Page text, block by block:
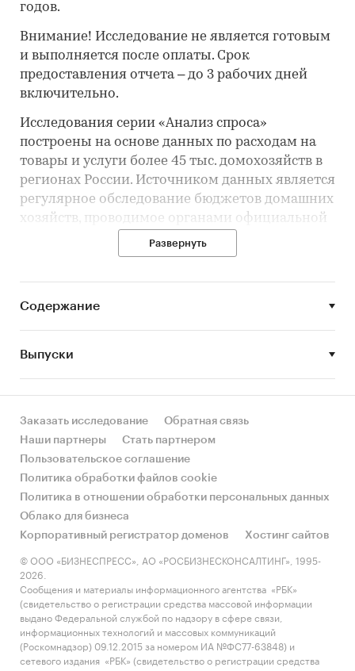
годов.
Внимание! Исследование не является готовым
и выполняется после оплаты. Срок
предоставления отчета – до 3 рабочих дней
включительно.
Исследования серии «Анализ спроса»
построены на основе данных по расходам на
товары и услуги более 45 тыс. домохозяйств в
регионах России. Источником данных является
регулярное обследование бюджетов домашних
хозяйств, проводимое органами официальной
средневзвешенные показатели спроса на
или услугипо федеральным округам и
субъектам РФ (приведены данные только по
2023 и 2024 гг.), а также общий показатель
спроса в России за 2024 и 2023. Значение спроса
- среднедушевые потребительские расходы на
приобретениетовара или услуг
- объем розничного рынка
регионе в рублях, рассчитанный на основе
численности населения и среднедушевых
расходов.
Приобретая каждый отчет, вы получаете
ответы на следующие вопросы:
Развернуть
Содержание
Выпуски
Заказать исследование
Обратная связь
Наши партнеры
Стать партнером
Пользовательское соглашение
Политика обработки файлов cookie
Политика в отношении обработки персональных данных
Облако для бизнеса
Корпоративный регистратор доменов
Хостинг сайтов
© ООО «БИЗНЕСПРЕСС», АО «РОСБИЗНЕСКОНСАЛТИНГ», 1995-
2026.
Сообщения и материалы информационного агентства «РБК»
(свидетельство о регистрации средства массовой информации
выдано Федеральной службой по надзору в сфере связи,
информационных технологий и массовых коммуникаций
(Роскомнадзор) 09.12.2015 за номером ИА №ФС77-63848) и
сетевого издания «РБК» (свидетельство о регистрации средства